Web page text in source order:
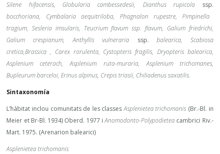
Silene hifacensis, Globularia cambessedesii, Dianthus rupicola ssp.
bocchoriana, Cymbalaria aequitriloba, Phagnalon rupestre, Pimpinella
tragium, Sesleria imsularis, Teucrium flavum ssp. flavum, Galium friedrichi,
Galium crespianum, Anthyllis vulneraria ssp. balearica, Scabiosa
cretica,Brassica , Carex rorulenta, Cystopteris fragilis, Dryopteris balearica,
Asplenium ceterach, Asplenium ruta-muraria, Asplenium trichomanes,
Bupleurum barceloi, Erinus alpinus, Crepis triasii, Chiliadenus saxatilis.
Sintaxonomía
L’hàbitat inclou comunitats de les classesAsplenietea trichomanis (Br.-Bl. in
Meier et Br-Bl. 1934) Oberd. 1977 iAnomodonto-Polypodietea cambrici Riv.-
Mart. 1975. (Arenarion balearici)
Asplenietea trichomanis